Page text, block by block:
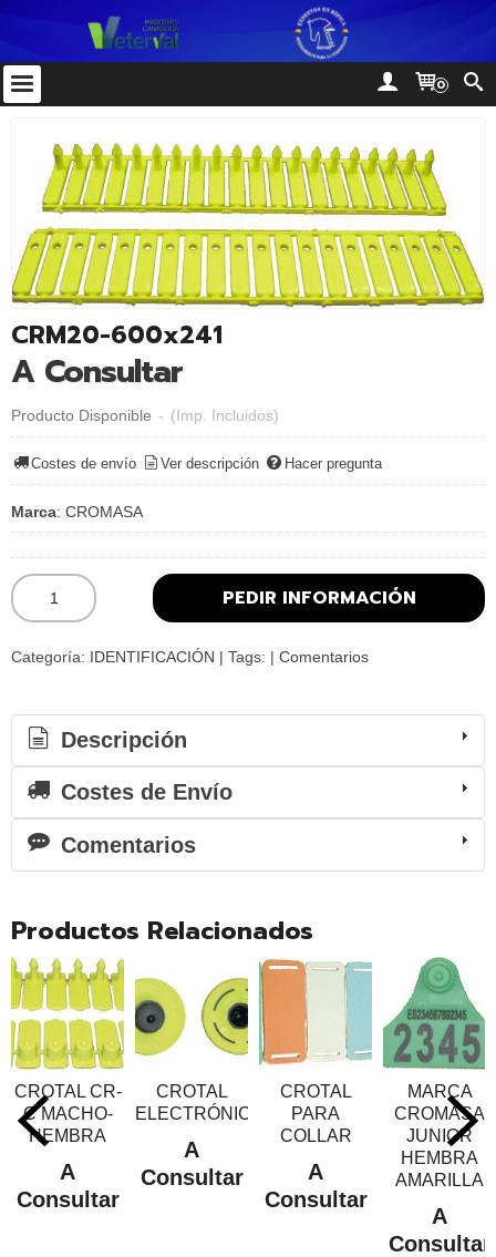
0
CRM20-600x241
A Consultar
Producto Disponible - (Imp. Incluidos)
Costes de envío Ver descripción Hacer pregunta
Marca: CROMASA
PEDIR INFORMACIÓN
Categoría: IDENTIFICACIÓN | Tags: | Comentarios
Descripción
Costes de Envío
Comentarios
Productos Relacionados
CROTAL CR-
C MACHO-
HEMBRA
A
Consultar
CROTAL
ELECTRÓNICO
A
Consultar
CROTAL
PARA
COLLAR
A
Consultar
MARCA
CROMASA
JUNIOR
HEMBRA
AMARILLA
A
Consultar